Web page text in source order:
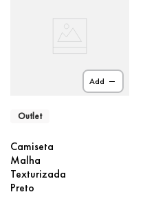
Add
Outlet
Camiseta
Malha
Texturizada
Preto